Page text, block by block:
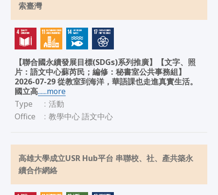
索臺灣
【聯合國永續發展目標(SDGs)系列推廣】【文字、照
片：語文中心蘇芮民；編修：秘書室公共事務組】
2026-07-29 從教室到海洋，華語課也走進真實生活。
國立高......more
Type
: 活動
Office
: 教學中心 語文中心
高雄大學成立USR Hub平台 串聯校、社、產共築永
續合作網絡